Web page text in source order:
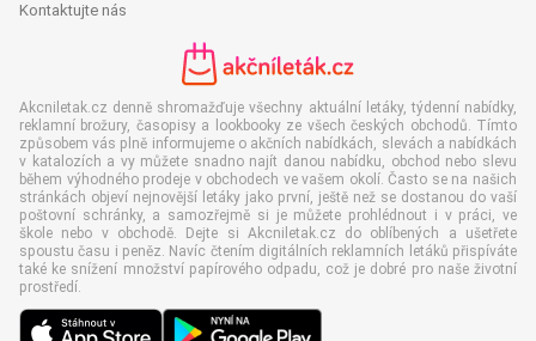
Kontaktujte nás
Akcniletak.cz denně shromažďuje všechny aktuální letáky, týdenní nabídky,
reklamní brožury, časopisy a lookbooky ze všech českých obchodů. Tímto
způsobem vás plně informujeme o akčních nabídkách, slevách a nabídkách
v katalozích a vy můžete snadno najít danou nabídku, obchod nebo slevu
během výhodného prodeje v obchodech ve vašem okolí. Často se na našich
stránkách objeví nejnovější letáky jako první, ještě než se dostanou do vaší
poštovní schránky, a samozřejmě si je můžete prohlédnout i v práci, ve
škole nebo v obchodě. Dejte si Akcniletak.cz do oblíbených a ušetřete
spoustu času i peněz. Navíc čtením digitálních reklamních letáků přispíváte
také ke snížení množství papírového odpadu, což je dobré pro naše životní
prostředí.